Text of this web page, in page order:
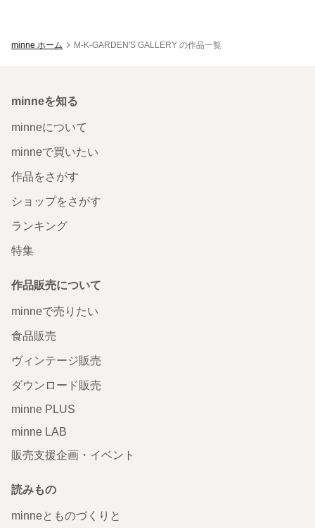
minne ホーム M-K-GARDEN'S GALLERY の作品一覧
minneを知る
minneについて
minneで買いたい
作品をさがす
ショップをさがす
ランキング
特集
作品販売について
minneで売りたい
食品販売
ヴィンテージ販売
ダウンロード販売
minne PLUS
minne LAB
販売支援企画・イベント
読みもの
minneとものづくりと